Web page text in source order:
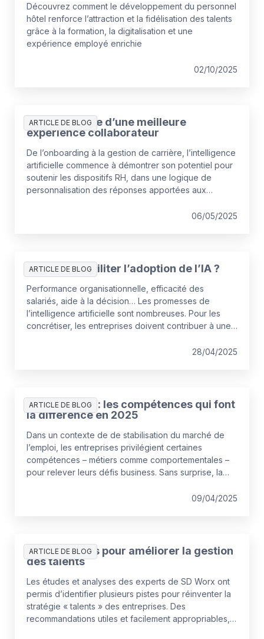
Découvrez comment le développement du personnel
hôtel renforce l’attraction et la fidélisation des talents
grâce à la formation, la digitalisation et une
expérience employé enrichie
02/10/2025
ARTICLE DE BLOG
L’IA au service d’une meilleure
expérience collaborateur
De l’onboarding à la gestion de carrière, l’intelligence
artificielle commence à démontrer son potentiel pour
soutenir les dispositifs RH, dans une logique de
personnalisation des réponses apportées aux
06/05/2025
ARTICLE DE BLOG
Comment faciliter l’adoption de l’IA ?
Performance organisationnelle, efficacité des
salariés, aide à la décision… Les promesses de
l’intelligence artificielle sont nombreuses. Pour les
concrétiser, les entreprises doivent contribuer à une
développement des compétences de leurs équipes.
28/04/2025
ARTICLE DE BLOG
Recrutement : les compétences qui font
la différence en 2025
Dans un contexte de de stabilisation du marché de
l’emploi, les entreprises privilégient certaines
compétences – métiers comme comportementales –
pour relever leurs défis business. Sans surprise, la
09/04/2025
ARTICLE DE BLOG
Trois conseils pour améliorer la gestion
des talents
Les études et analyses des experts de SD Worx ont
permis d’identifier plusieurs pistes pour réinventer la
stratégie « talents » des entreprises. Des
recommandations utiles et facilement appropriables,